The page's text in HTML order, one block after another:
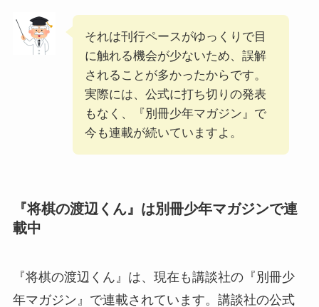
それは刊行ペースがゆっくりで目
に触れる機会が少ないため、誤解
されることが多かったからです。
実際には、公式に打ち切りの発表
もなく、『別冊少年マガジン』で
今も連載が続いていますよ。
『将棋の渡辺くん』は別冊少年マガジンで連
載中
『将棋の渡辺くん』は、現在も講談社の『別冊少
年マガジン』で連載されています。講談社の公式